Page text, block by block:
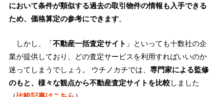
において条件が類似する過去の取引物件の情報も入手できる
ため、価格算定の参考にできます。
しかし、「不動産一括査定サイト 」といっても十数社の企
業が提供しており、どの査定サービスを利用すればいいのか
迷ってしまうでしょう。 ウチノカチでは、 専門家による監修
のもと、様々な観点から不動産査定サイトを比較しました